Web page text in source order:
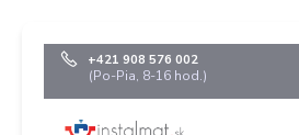
+421 908 576 002
(Po-Pia, 8-16 hod.)